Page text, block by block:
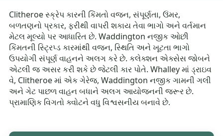
Clitheroe સ્ક્રેપ કારની કિંમતો વજન, સંપૂર્ણતા, ઉંમર,
બળતણનો પ્રકાર, ફરીથી વાપરી શકાય તેવા ભાગો અને વર્તમાન
મેટલ મૂલ્યો પર આધારિત છે. Waddington નજીક ઓછી
કિંમતની સ્ટ્રિપ્ડ કારમાંથી વજન, સ્થિતિ અને ખૂટતા ભાગો
ઉપયોગી સંપૂર્ણ વાહનને અલગ કરે છે. કલેક્શન એક્સેસ જોબને
એટલી જ અસર કરી શકે છે જેટલી કાર પોતે. Whalley માં ડ્રાઇવ
વે, Clitheroe માં એક ગેરેજ, Waddington નજીક ગામની ગલી
અને ગેટ પાછળ વાહન બધાને અલગ આયોજનની જરૂર છે.
પ્રામાણિક વિગતો ક્વોટને વધુ વિશ્વસનીય બનાવે છે.